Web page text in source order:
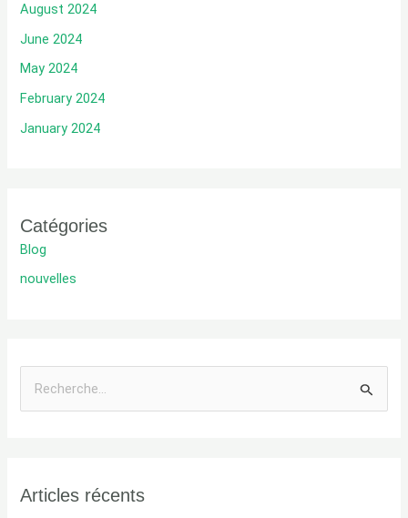
August 2024
June 2024
May 2024
February 2024
January 2024
Catégories
Blog
nouvelles
e
Articles récents